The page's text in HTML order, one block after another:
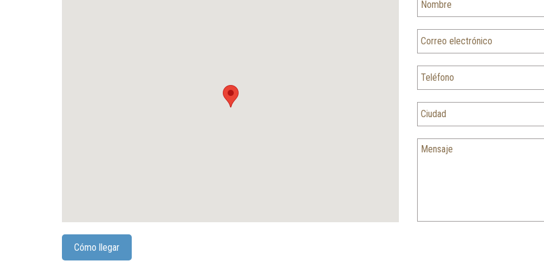
Cómo llegar